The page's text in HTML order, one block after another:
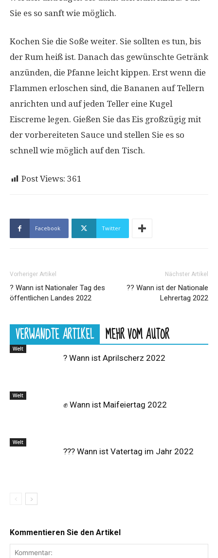
Sie es so sanft wie möglich.
Kochen Sie die Soße weiter. Sie sollten es tun, bis
der Rum heiß ist. Danach das gewünschte Getränk
anzünden, die Pfanne leicht kippen. Erst wenn die
Flammen erloschen sind, die Bananen auf Tellern
anrichten und auf jeden Teller eine Kugel
Eiscreme legen. Gießen Sie das Eis großzügig mit
der vorbereiteten Sauce und stellen Sie es so
schnell wie möglich auf den Tisch.
Post Views: 361
Facebook Twitter
Vorheriger Artikel
? Wann ist Nationaler Tag des
öffentlichen Landes 2022
Nächster Artikel
?‍? Wann ist der Nationale
Lehrertag 2022
VERWANDTE ARTIKEL MEHR VOM AUTOR
Welt
? Wann ist Aprilscherz 2022
Welt
✊ Wann ist Maifeiertag 2022
Welt
?‍?‍? Wann ist Vatertag im Jahr 2022
Kommentieren Sie den Artikel